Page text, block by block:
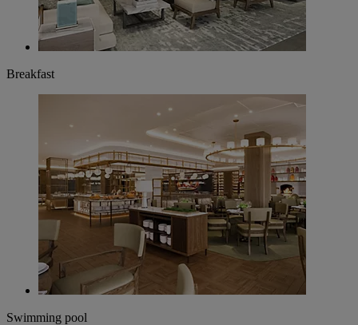
Breakfast
Swimming pool